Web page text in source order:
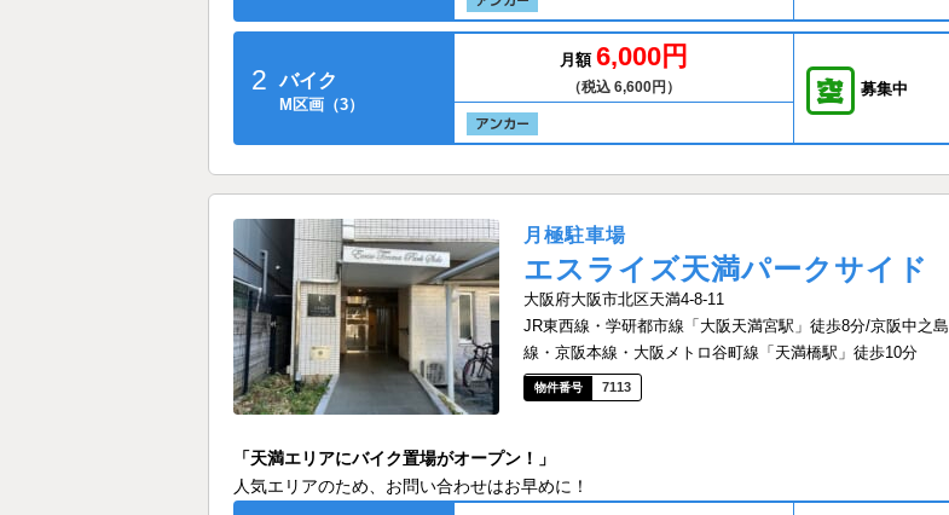
2 バイク
M区画（3）
月額 6,000円
（税込 6,600円） 募集中
月極駐車場
エスライズ天満パークサイド
大阪府大阪市北区天満4-8-11
JR東西線・学研都市線「大阪天満宮駅」徒歩8分/京阪中之島
線・京阪本線・大阪メトロ谷町線「天満橋駅」徒歩10分
7113
「天満エリアにバイク置場がオープン！」
人気エリアのため、お問い合わせはお早めに！